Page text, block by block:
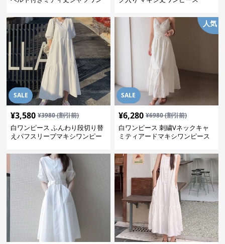
SALE
¥3,580 ¥3980(割引前)
白ワンピース ふんわり段切り替
えパフスリーブマキシワンピー
SALE
人気
¥6,280 ¥6980(割引前)
白ワンピース 刺繍Vネックキャ
ミティアードマキシワンピース